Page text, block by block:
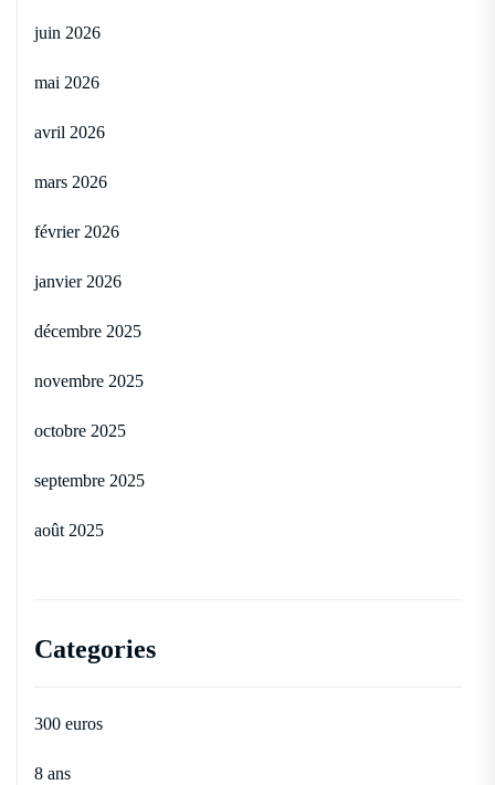
juin 2026
mai 2026
avril 2026
mars 2026
février 2026
janvier 2026
décembre 2025
novembre 2025
octobre 2025
septembre 2025
août 2025
Categories
300 euros
8 ans